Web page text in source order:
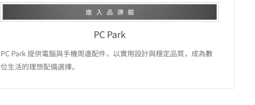
PC Park
PC Park 提供電腦與手機周邊配件，以實用設計與穩定品質，成為數
位生活的理想配備選擇。